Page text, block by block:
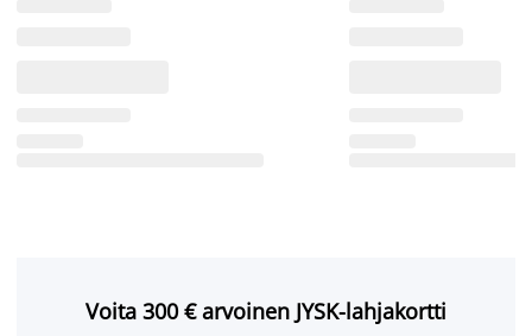
Voita 300 € arvoinen JYSK-lahjakortti